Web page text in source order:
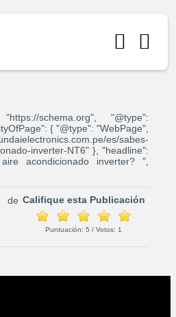
schema.org", "@type":
{ "@type": "WebPage",
es/sabes-
inverter-NT6" }, "headline":
acondicionado inverter? ",
de Califique esta Publicación
Puntuación: 5 / Votos: 1